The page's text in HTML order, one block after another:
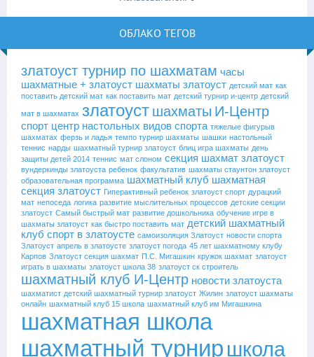
ОБЛАКО ТЕГОВ
златоуст турнир по шахматам часы
шахматные + златоуст шахматы златоуст детский мат как
поставить детский мат как поставить мат детский турнир и-центр детский
мат в шахматах златоуст шахматы И-Центр
спорт центр настольных видов спорта тяжелые фигурыв
шахматах ферзь и ладья темпо турнир шахматы шашки настольный
теннис нарды шахматный турнир златоуст блиц игра шахматы день
защиты детей 2014 теннис мат слоном секция шахмат златоуст
вундеркинды златоуста ребенок факультатив шахматы стаунтон златоуст
образовательная программа шахматный клуб шахматная
секция златоуст Гиперактивный ребенок златоуст спорт дурацкий
мат непоседа логика развитие мыслительных процессов детские секции
златоуст Самый быстрый мат развитие дошкольника обучение игре в
шахматы златоуст как быстро поставить мат детский шахматный
клуб спорт в златоусте самоизоляция Златоуст новости спорта
Златоуст апрель в златоусте златоуст погода 45 лет шахматному клубу
Карпов Златоуст секция шахмат П.С. Мигашкин кружок шахмат златоуст
играть в шахматы златоуст школа 38 златоуст ск строитель
шахматный клуб И-Центр новости златоуста
шахматист детский шахматный турнир златоуст Жилин златоуст шахматы
онлайн шахматный клуб 15 школа шахматный клуб им Мигашкина
шахматная школа
шахматный турнир школа